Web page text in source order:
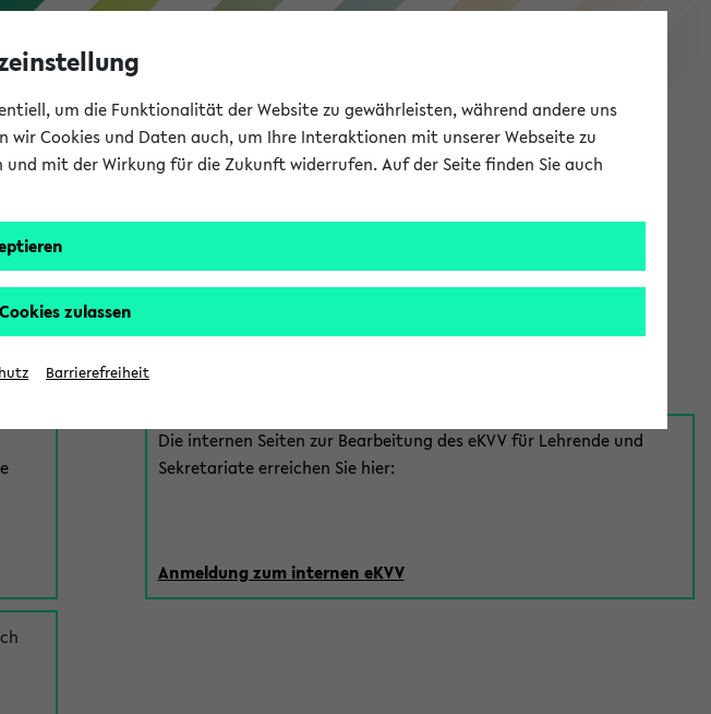
eKVV
Sie die für Sie richtige aus:
eKVV für Mitarbeiter*innen
Die internen Seiten zur Bearbeitung des eKVV für Lehrende und
Sekretariate erreichen Sie hier:
Anmeldung zum internen eKVV
um die Funktionalität der Website zu gewährleisten, während andere uns
wir Cookies und Daten auch, um Ihre Interaktionen mit unserer Webseite zu
und mit der Wirkung für die Zukunft widerrufen. Auf der Seite finden Sie auch
zulassen
Barrierefreiheit